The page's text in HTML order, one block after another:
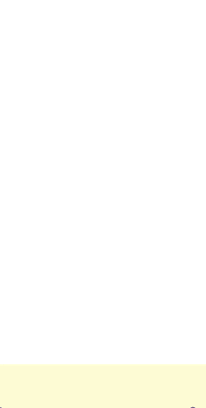
смешные истории, клипы!
карикатуры, шаржи, стихи,